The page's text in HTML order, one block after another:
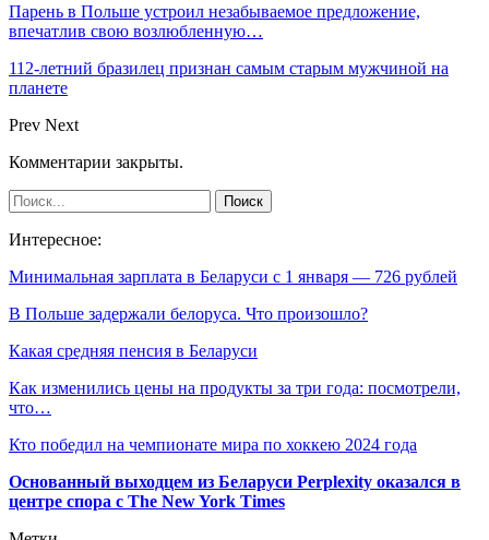
Парень в Польше устроил незабываемое предложение,
впечатлив свою возлюбленную…
112-летний бразилец признан самым старым мужчиной на
планете
Prev Next
Комментарии закрыты.
Интересное:
Минимальная зарплата в Беларуси с 1 января — 726 рублей
В Польше задержали белоруса. Что произошло?
Какая средняя пенсия в Беларуси
Как изменились цены на продукты за три года: посмотрели,
что…
Кто победил на чемпионате мира по хоккею 2024 года
Основанный выходцем из Беларуси Perplexity оказался в
центре спора с The New York Times